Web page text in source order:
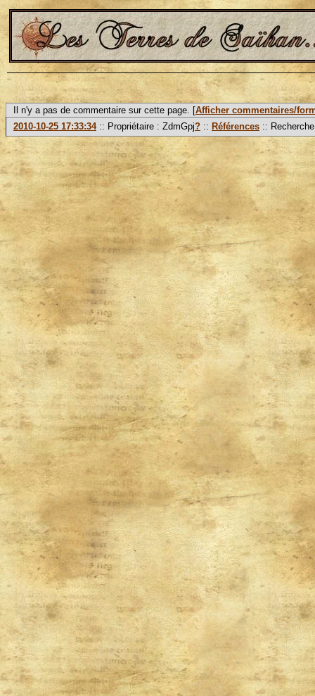
Il n'y a pas de commentaire sur cette page. [Afficher commentaires/
2010-10-25 17:33:34:: Propriétaire : ZdmGpj? :: Références ::